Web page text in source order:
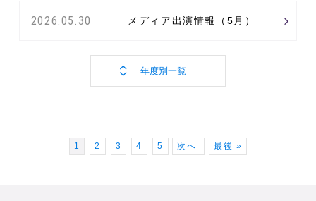
2026.05.30 メディア出演情報（5月）
1 2 3 4 5 次へ 最後 »